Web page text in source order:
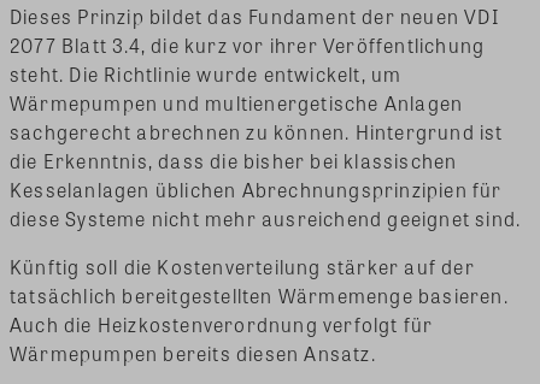
Dieses Prinzip bildet das Fundament der neuen VDI
2077 Blatt 3.4, die kurz vor ihrer Veröffentlichung
steht. Die Richtlinie wurde entwickelt, um
Wärmepumpen und multienergetische Anlagen
sachgerecht abrechnen zu können. Hintergrund ist
die Erkenntnis, dass die bisher bei klassischen
Kesselanlagen üblichen Abrechnungsprinzipien für
diese Systeme nicht mehr ausreichend geeignet sind.
Künftig soll die Kostenverteilung stärker auf der
tatsächlich bereitgestellten Wärmemenge basieren.
Auch die Heizkostenverordnung verfolgt für
Wärmepumpen bereits diesen Ansatz.